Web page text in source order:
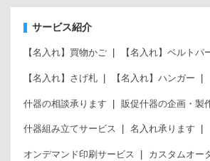
サービス紹介
【名入れ】買物かご 【名入れ】ベルトパ
【名入れ】さげ札 【名入れ】ハンガー
什器の相談承ります 販促什器の企画・製
什器組み立てサービス 名入れ承ります
オンデマンド印刷サービス カスタムオー